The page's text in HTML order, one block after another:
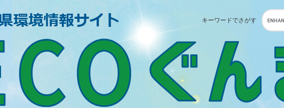
キーワードでさがす